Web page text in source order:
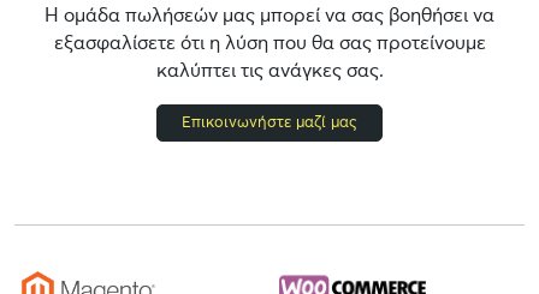
Η ομάδα πωλήσεών μας μπορεί να σας βοηθήσει να
εξασφαλίσετε ότι η λύση που θα σας προτείνουμε
καλύπτει τις ανάγκες σας.
Επικοινωνήστε μαζί μας